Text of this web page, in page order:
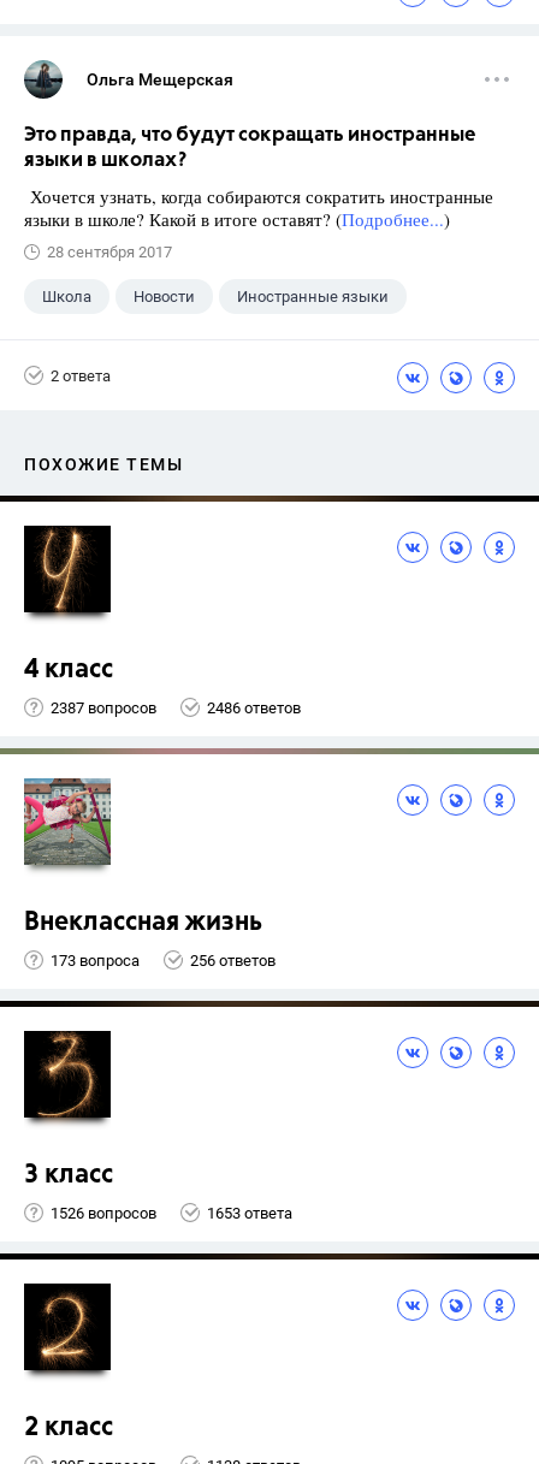
Ольга Мещерская
Это правда, что будут сокращать иностранные
языки в школах?
Хочется узнать, когда собираются сократить иностранные
языки в школе? Какой в итоге оставят? (Подробнее...)
28 сентября 2017
Школа Новости Иностранные языки
2 ответа
ПОХОЖИЕ ТЕМЫ
4 класс
2387 вопросов 2486 ответов
Внеклассная жизнь
173 вопроса 256 ответов
3 класс
1526 вопросов 1653 ответа
2 класс